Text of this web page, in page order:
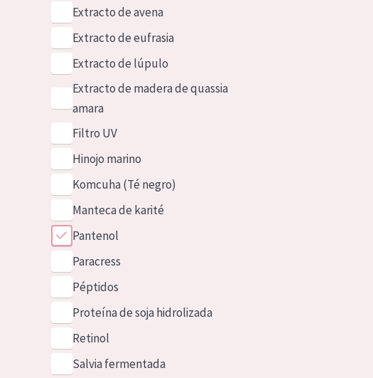
Extracto de avena
Extracto de eufrasia
Extracto de lúpulo
Extracto de madera de quassia
amara
Filtro UV
Hinojo marino
Komcuha (Té negro)
Manteca de karité
Pantenol
Paracress
Péptidos
Proteína de soja hidrolizada
Retinol
Salvia fermentada